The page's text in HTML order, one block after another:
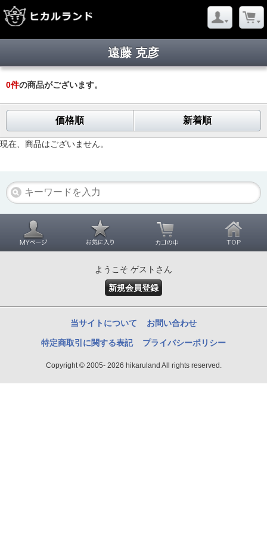
遠藤 克彦
0件の商品がございます。
価格順 新着順
現在、商品はございません。
ようこそ ゲストさん
新規会員登録
当サイトについて お問い合わせ
特定商取引に関する表記 プライバシーポリシー
Copyright © 2005- 2026 hikaruland All rights reserved.